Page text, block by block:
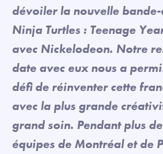
dévoiler la nouvelle
Ninja Turtles : Teenage
avec Nickelodeon. Notre
date avec eux nous a
défi de réinventer cette
avec la plus grande
grand soin. Pendant plus
équipes de Montréal et de